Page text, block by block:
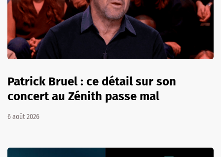
Patrick Bruel : ce détail sur son
concert au Zénith passe mal
6 août 2026